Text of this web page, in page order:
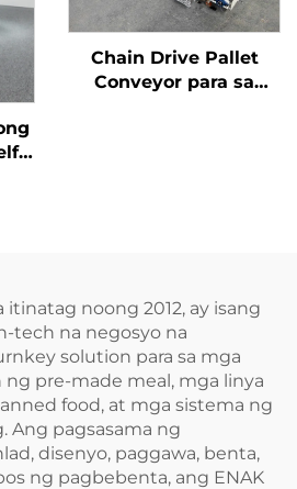
Chain Drive Pallet
Conveyor para sa
itinatag noong 2012, ay isang
tech na negosyo na
solution para sa mga
pre-made meal, mga linya
food, at mga sistema ng
Ang pagsasama ng
disenyo, paggawa, benta,
ng pagbebenta, ang ENAK